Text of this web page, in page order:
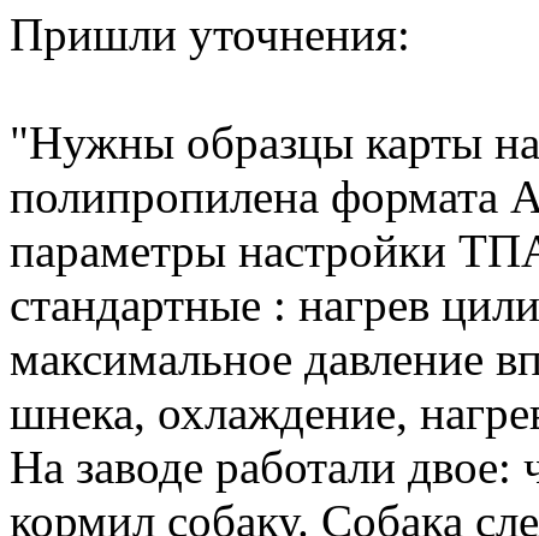
Пришли уточнения:
"Нужны образцы карты
полипропилена формата
параметры настройки
стандартные : нагрев
максимальное давление
шнека, охлаждение,
На заводе работали двое:
кормил собаку. Собака